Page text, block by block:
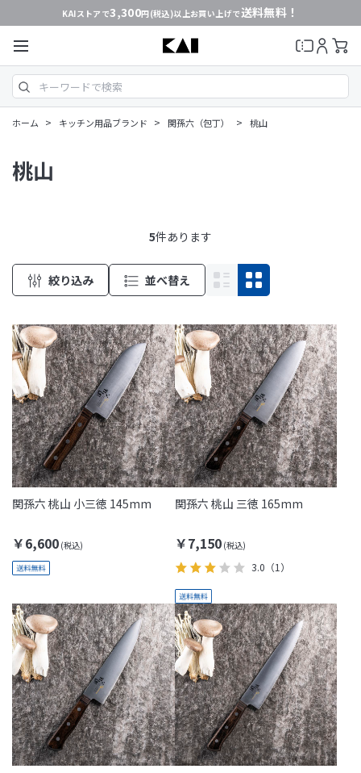
KAIストアで3,300円(税込)以上お買い上げで送料無料！
ホーム > キッチン用品ブランド > 関孫六（包丁） > 桃山
桃山
5件あります
絞り込み 並べ替え
関孫六 桃山 小三徳 145mm
￥6,600
関孫六 桃山 三徳 165mm
￥7,150
3.0 （1）